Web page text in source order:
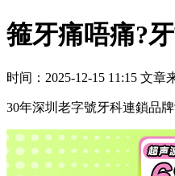
箍牙痛唔痛?
时间：2025-12-15 11:15 文章
30年深圳老字號牙科連鎖品